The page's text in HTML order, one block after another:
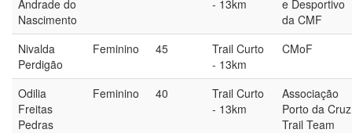
Andrade do
Nascimento
- 13km
e Desportivo
da CMF
Nivalda
Perdigão
Feminino 45
Trail Curto
- 13km
CMoF
Odilia
Freitas
Pedras
Feminino 40
Trail Curto
- 13km
Associação
Porto da Cruz
Trail Team